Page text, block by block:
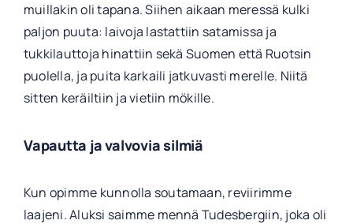
muillakin oli tapana. Siihen aikaan meressä kulki
paljon puuta: laivoja lastattiin satamissa ja
tukkilauttoja hinattiin sekä Suomen että Ruotsin
puolella, ja puita karkaili jatkuvasti merelle. Niitä
sitten keräiltiin ja vietiin mökille.
Vapautta ja valvovia silmiä
Kun opimme kunnolla soutamaan, reviirimme
laajeni. Aluksi saimme mennä Tudesbergiin, joka oli